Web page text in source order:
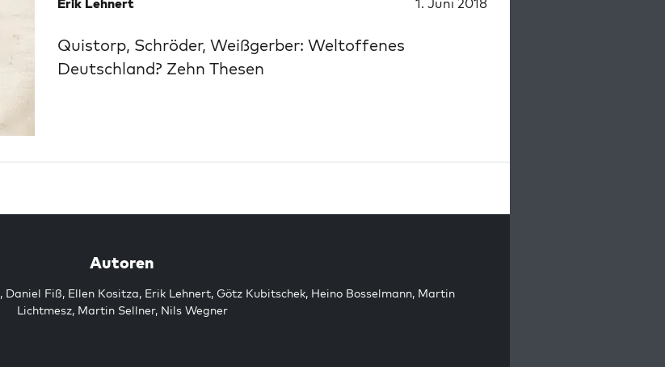
Erik Lehnert 1. Juni 2018
Quistorp, Schröder, Weißgerber: Weltoffenes
Deutschland? Zehn Thesen
Autoren
, Daniel Fiß, Ellen Kositza, Erik Lehnert, Götz Kubitschek, Heino Bosselmann, Martin
Lichtmesz, Martin Sellner, Nils Wegner